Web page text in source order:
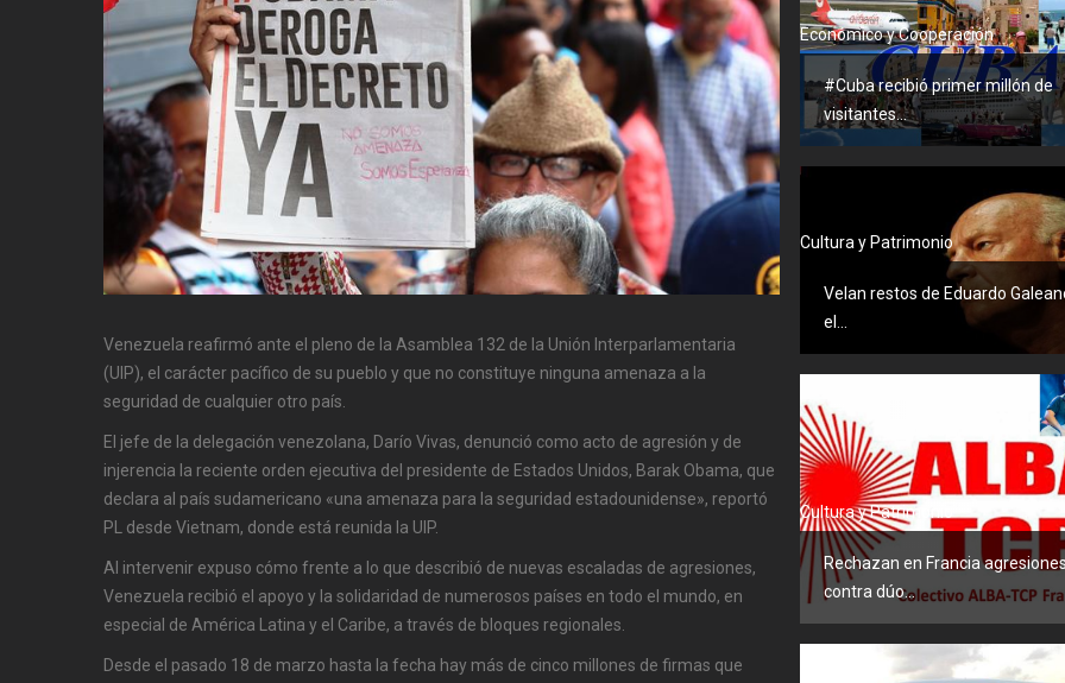
Venezuela reafirmó ante el pleno de la Asamblea 132 de la Unión Interparlamentaria
(UIP), el carácter pacífico de su pueblo y que no constituye ninguna amenaza a la
seguridad de cualquier otro país.
El jefe de la delegación venezolana, Darío Vivas, denunció como acto de agresión y de
injerencia la reciente orden ejecutiva del presidente de Estados Unidos, Barak Obama, que
declara al país sudamericano «una amenaza para la seguridad estadounidense», reportó
PL desde Vietnam, donde está reunida la UIP.
Al intervenir expuso cómo frente a lo que describió de nuevas escaladas de agresiones,
Venezuela recibió el apoyo y la solidaridad de numerosos países en todo el mundo, en
especial de América Latina y el Caribe, a través de bloques regionales.
Desde el pasado 18 de marzo hasta la fecha hay más de cinco millones de firmas que
Económico y Cooperación
#Cuba recibió primer millón de
visitantes...
Cultura y Patrimonio
Velan restos de Eduardo
el...
Cultura y Patrimonio
Rechazan en Francia
contra dúo...